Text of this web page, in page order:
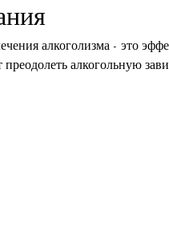
алкоголизма - это
преодолеть алкогольную